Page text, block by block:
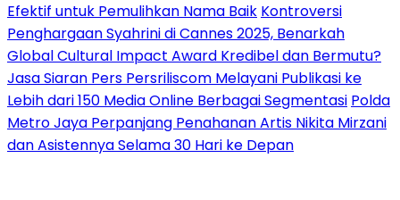
Efektif untuk Pemulihkan Nama Baik Kontroversi
Penghargaan Syahrini di Cannes 2025, Benarkah
Global Cultural Impact Award Kredibel dan Bermutu?
Jasa Siaran Pers Persriliscom Melayani Publikasi ke
Lebih dari 150 Media Online Berbagai Segmentasi Polda
Metro Jaya Perpanjang Penahanan Artis Nikita Mirzani
dan Asistennya Selama 30 Hari ke Depan